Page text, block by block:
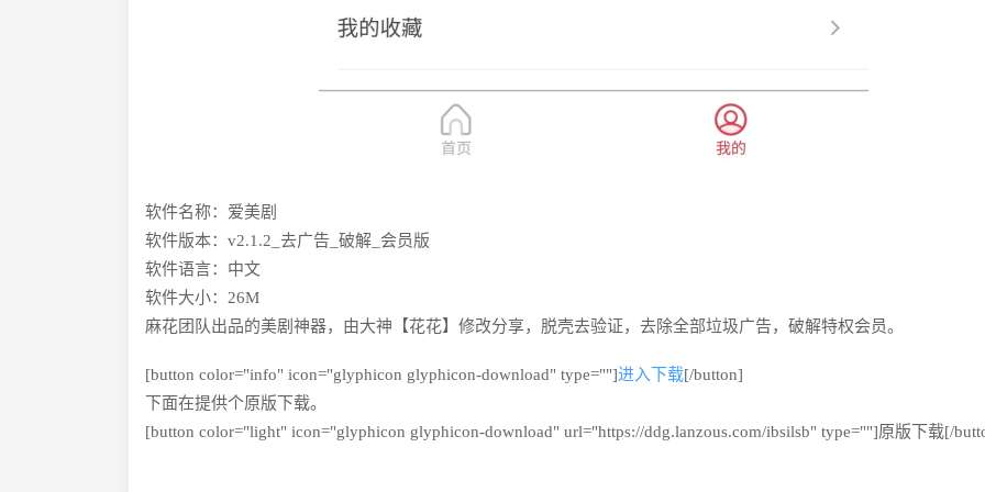
软件名称：爱美剧
软件版本：v2.1.2_去广告_破解_会员版
软件语言：中文
软件大小：26M
麻花团队出品的美剧神器，由大神【花花】修改分享，脱壳去验证，去除全部垃圾广告，破解特权会员。
[button color="info" icon="glyphicon glyphicon-download" type=""]进入下载[/button]
下面在提供个原版下载。
[button color="light" icon="glyphicon glyphicon-download" url="https://ddg.lanzous.com/ibsilsb" type=""]原版下载[/